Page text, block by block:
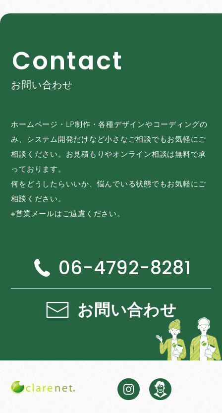
Contact
お問い合わせ
ホームページ・LP制作・各種デザインやコーディングの
み、システム開発だけなど小さなご相談でもお気軽にご
相談ください。お見積もりやオンライン相談は無料で承
っております。
何をどうしたらいいか、悩んでいる状態でもお気軽にご
相談ください。
※営業メールはご遠慮ください。
06-4792-8281
お問い合わせ